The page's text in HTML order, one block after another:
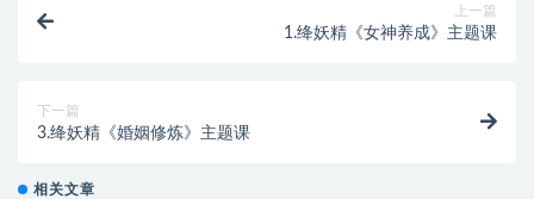
上一篇
1.绛妖精《女神养成》主题课
下一篇
3.绛妖精《婚姻修炼》主题课
相关文章